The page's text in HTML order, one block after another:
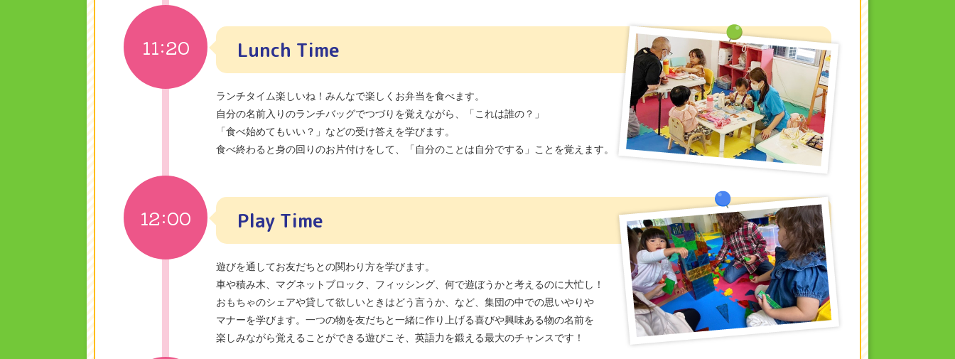
11:20 Lunch Time
ランチタイム楽しいね！みんなで楽しくお弁当を食べます。
自分の名前入りのランチバッグでつづりを覚えながら、「これは誰の？」
「食べ始めてもいい？」などの受け答えを学びます。
食べ終わると身の回りのお片付けをして、「自分のことは自分でする」ことを覚えます。
12:00 Play Time
遊びを通してお友だちとの関わり方を学びます。
車や積み木、マグネットブロック、フィッシング、何で遊ぼうかと考えるのに大忙し！
おもちゃのシェアや貸して欲しいときはどう言うか、など、集団の中での思いやりや
マナーを学びます。一つの物を友だちと一緒に作り上げる喜びや興味ある物の名前を
楽しみながら覚えることができる遊びこそ、英語力を鍛える最大のチャンスです！